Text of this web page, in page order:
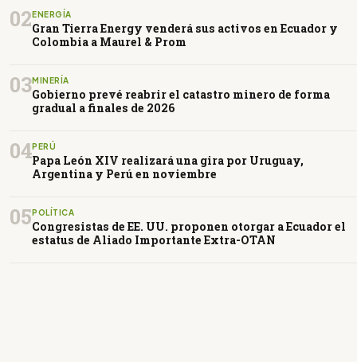
02ENERGÍA
Gran Tierra Energy venderá sus activos en Ecuador y
Colombia a Maurel & Prom
03MINERÍA
Gobierno prevé reabrir el catastro minero de forma
gradual a finales de 2026
04PERÚ
Papa León XIV realizará una gira por Uruguay,
Argentina y Perú en noviembre
05POLÍTICA
Congresistas de EE. UU. proponen otorgar a Ecuador el
estatus de Aliado Importante Extra-OTAN